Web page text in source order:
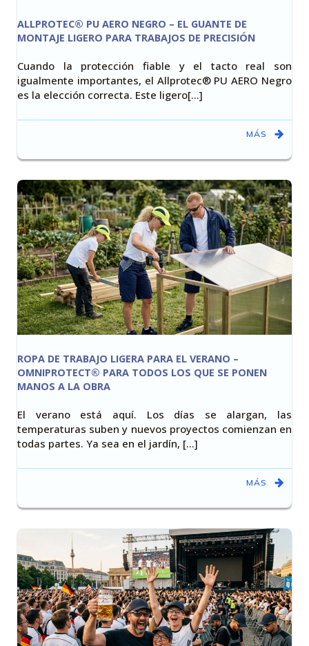
ALLPROTEC® PU AERO NEGRO – EL GUANTE DE
MONTAJE LIGERO PARA TRABAJOS DE PRECISIÓN
Cuando la protección fiable y el tacto real son
igualmente importantes, el Allprotec® PU AERO Negro
es la elección correcta. Este ligero[…]
MÁS
ROPA DE TRABAJO LIGERA PARA EL VERANO –
OMNIPROTECT® PARA TODOS LOS QUE SE PONEN
MANOS A LA OBRA
El verano está aquí. Los días se alargan, las
temperaturas suben y nuevos proyectos comienzan en
todas partes. Ya sea en el jardín, [...]
MÁS